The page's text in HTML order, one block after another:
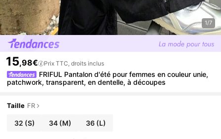
1/7
15,98€ Prix TTC, droits inclus
FRIFUL Pantalon d'été pour femmes en couleur unie,
patchwork, transparent, en dentelle, à découpes
Taille FR
32 (S) 34 (M) 36(L)